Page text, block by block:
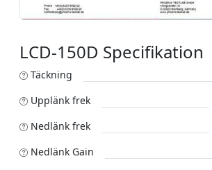
LCD-150D Specifikation
Täckning
Upplänk frek
Nedlänk frek
Nedlänk Gain